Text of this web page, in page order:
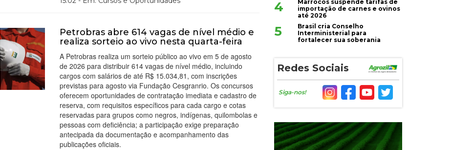
Petrobras abre 614 vagas de nível médio e
realiza sorteio ao vivo nesta quarta-feira
A Petrobras realiza um sorteio público ao vivo em 5 de agosto
de 2026 para distribuir 614 vagas de nível médio, incluindo
cargos com salários de até R$ 15.034,81, com inscrições
previstas para agosto via Fundação Cesgranrio. Os concursos
oferecem oportunidades de contratação imediata e cadastro de
reserva, com requisitos específicos para cada cargo e cotas
reservadas para grupos como negros, indígenas, quilombolas e
pessoas com deficiência; a participação exige preparação
antecipada da documentação e acompanhamento das
publicações oficiais.
4
Marrocos suspende tarifas de
importação de carnes e ovinos
até 2026
5
Brasil cria Conselho
Interministerial para
fortalecer sua soberania
Redes Sociais
Siga-nos!